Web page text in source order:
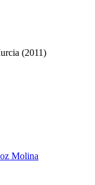
(2011)
Molina